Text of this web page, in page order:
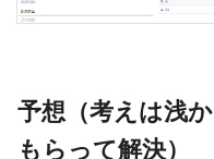
予想（考えは浅
もらって解決）